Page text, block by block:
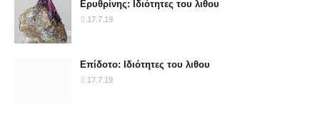
Ερυθρίνης: Ιδιότητες του λιθου
17.7.19
Επίδοτο: Ιδιότητες του λιθου
17.7.19